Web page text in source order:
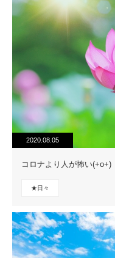
2020.08.05
コロナより人が怖い(+o+)
★日々